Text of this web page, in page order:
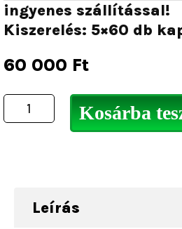
ingyenes szállítással!
Kiszerelés: 5×60 db
60 000 Ft
Kosárba
Leírás